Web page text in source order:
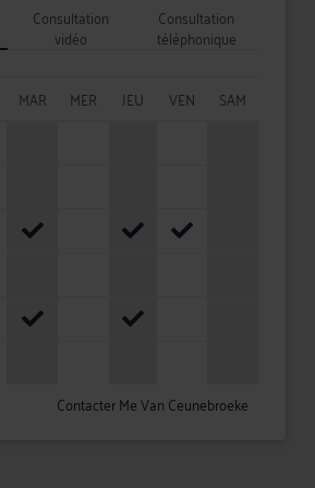
Consultation
vidéo
Consultation
téléphonique
MAR MER JEU VEN
SAM
Contacter Me Van Ceunebroeke